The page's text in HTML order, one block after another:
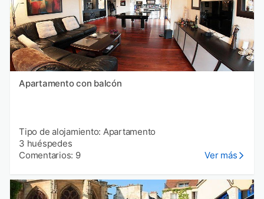
Apartamento con balcón
Tipo de alojamiento: Apartamento
3 huéspedes
Comentarios: 9
Ver más